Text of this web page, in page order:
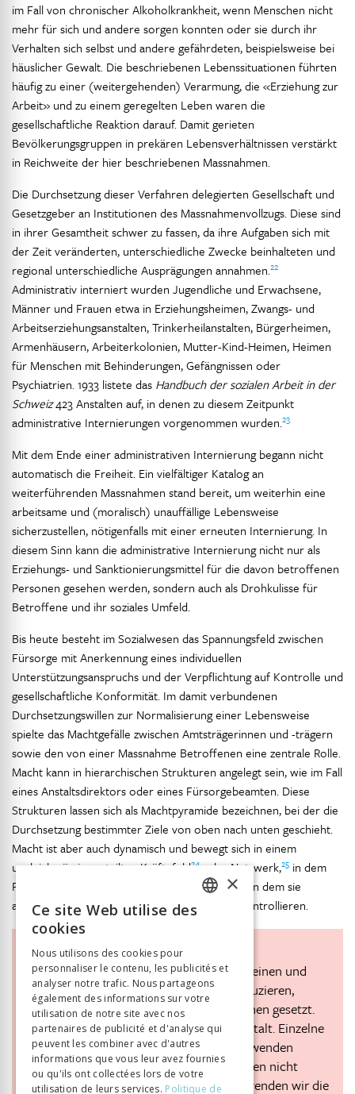
im Fall von chronischer Alkoholkrankheit, wenn Menschen nicht
mehr für sich und andere sorgen konnten oder sie durch ihr
Verhalten sich selbst und andere gefährdeten, beispielsweise bei
häuslicher Gewalt. Die beschriebenen Lebenssituationen führten
häufig zu einer (weitergehenden) Verarmung, die «Erziehung zur
Arbeit» und zu einem geregelten Leben waren die
gesellschaftliche Reaktion darauf. Damit gerieten
Bevölkerungsgruppen in prekären Lebensverhältnissen verstärkt
in Reichweite der hier beschriebenen Massnahmen.
Die Durchsetzung dieser Verfahren delegierten Gesellschaft und
Gesetzgeber an Institutionen des Massnahmenvollzugs. Diese sind
in ihrer Gesamtheit schwer zu fassen, da ihre Aufgaben sich mit
der Zeit veränderten, unterschiedliche Zwecke beinhalteten und
regional unterschiedliche Ausprägungen annahmen.22
Administrativ interniert wurden Jugendliche und Erwachsene,
Männer und Frauen etwa in Erziehungsheimen, Zwangs- und
Arbeitserziehungsanstalten, Trinkerheilanstalten, Bürgerheimen,
Armenhäusern, Arbeiterkolonien, Mutter-Kind-Heimen, Heimen
für Menschen mit Behinderungen, Gefängnissen oder
Psychiatrien. 1933 listete das Handbuch der sozialen Arbeit in der
Schweiz423 Anstalten auf, in denen zu diesem Zeitpunkt
administrative Internierungen vorgenommen wurden.23
Mit dem Ende einer administrativen Internierung begann nicht
automatisch die Freiheit. Ein vielfältiger Katalog an
weiterführenden Massnahmen stand bereit, um weiterhin eine
arbeitsame und (moralisch) unauffällige Lebensweise
sicherzustellen, nötigenfalls mit einer erneuten Internierung. In
diesem Sinn kann die administrative Internierung nicht nur als
Erziehungs- und Sanktionierungsmittel für die davon betroffenen
Personen gesehen werden, sondern auch als Drohkulisse für
Betroffene und ihr soziales Umfeld.
Bis heute besteht im Sozialwesen das Spannungsfeld zwischen
Fürsorge mit Anerkennung eines individuellen
Unterstützungsanspruchs und der Verpflichtung auf Kontrolle und
gesellschaftliche Konformität. Im damit verbundenen
Durchsetzungswillen zur Normalisierung einer Lebensweise
spielte das Machtgefälle zwischen Amtsträgerinnen und -trägern
sowie den von einer Massnahme Betroffenen eine zentrale Rolle.
Macht kann in hierarchischen Strukturen angelegt sein, wie im Fall
eines Anstaltsdirektors oder eines Fürsorgebeamten. Diese
Strukturen lassen sich als Machtpyramide bezeichnen, bei der die
Durchsetzung bestimmter Ziele von oben nach unten geschieht.
Macht ist aber auch dynamisch und bewegt sich in einem
ungleichmässig verteilten Kräftefeld24oder Netzwerk,25 in dem
Personen miteinander in Beziehung treten und in dem sie
agieren, reagieren sich aber auch gegenseitig kontrollieren.
Zeitgenössische Begriffe, die im heutigen
Sprachgebrauch als problematisch erscheinen und
stigmatisierende Zuschreibungen reproduzieren,
werden im Folgenden in Anführungszeichen gesetzt.
Eine Ausnahme bildet der Begriff der Anstalt. Einzelne
der zu untersuchenden Institutionen verwenden
diesen Begriff bis heute, weshalb wir diesen nicht
speziell kennzeichnen. Als Synonym verwenden wir die
ITALIAN
×
Ce site Web utilise des
cookies
Nous utilisons des cookies pour
personnaliser le contenu, les publicités et
analyser notre trafic. Nous partageons
également des informations sur votre
utilisation de notre site avec nos
partenaires de publicité et d'analyse qui
peuvent les combiner avec d'autres
informations que vous leur avez fournies
ou qu'ils ont collectées lors de votre
utilisation de leurs services. Politique de